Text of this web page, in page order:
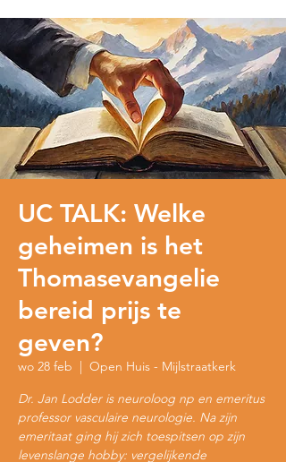
UC TALK: Welke
geheimen is het
Thomasevangelie
bereid prijs te
geven?
wo 28 feb
  |
Open Huis - Mijlstraatkerk
Dr. Jan Lodder is neuroloog np en emeritus
professor vasculaire neurologie. Na zijn
emeritaat ging hij zich toespitsen op zijn
levenslange hobby: vergelijkende